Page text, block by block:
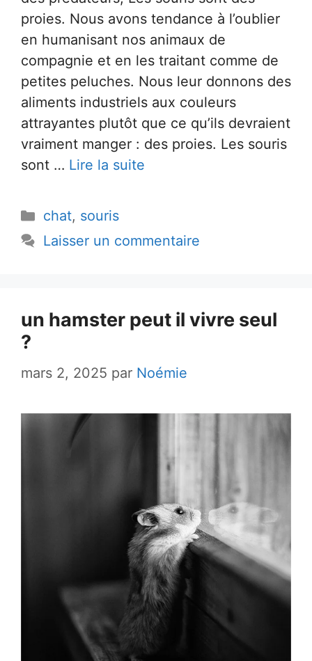
proies. Nous avons tendance à l’oublier
en humanisant nos animaux de
compagnie et en les traitant comme de
petites peluches. Nous leur donnons des
aliments industriels aux couleurs
attrayantes plutôt que ce qu’ils devraient
vraiment manger : des proies. Les souris
sont … Lire la suite
Catégories
chat, souris
Laisser un commentaire
un hamster peut il vivre seul
?
mars 2, 2025 par Noémie